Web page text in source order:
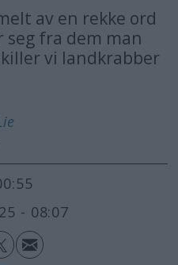
av en rekke ord
fra dem man
vi landkrabber
- 08:07